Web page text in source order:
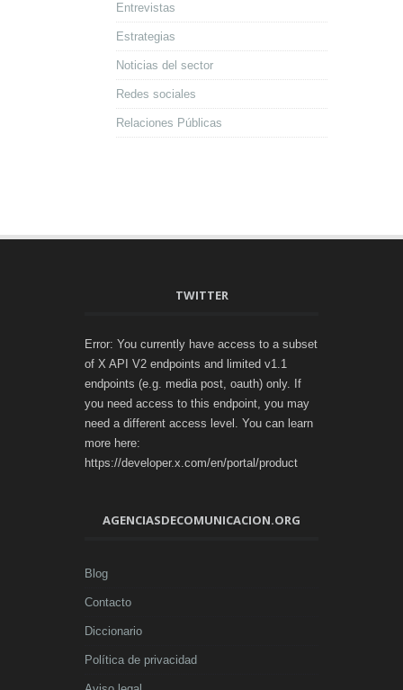
Entrevistas
Estrategias
Noticias del sector
Redes sociales
Relaciones Públicas
TWITTER
Error: You currently have access to a subset
of X API V2 endpoints and limited v1.1
endpoints (e.g. media post, oauth) only. If
you need access to this endpoint, you may
need a different access level. You can learn
more here:
https://developer.x.com/en/portal/product
AGENCIASDECOMUNICACION.ORG
Blog
Contacto
Diccionario
Política de privacidad